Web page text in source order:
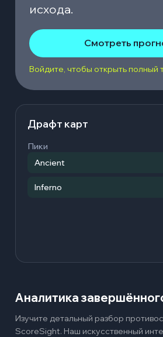
исхода.
Смотреть
Войдите, чтобы открыть полный
Драфт карт
Пики
Ancient
Inferno
Аналитика
Изучите детальный разбор
ScoreSight. Наш искусственный